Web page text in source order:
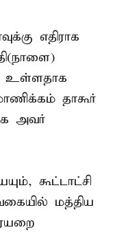
எதிராக
உள்ளதாக
தாகூர்
அவர்
கூட்டாட்சி
மத்திய